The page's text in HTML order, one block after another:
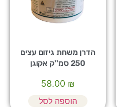
הדרן משחת גיזום עצים
250 סמ''ק אקוגן
₪
58.00
הוספה לסל